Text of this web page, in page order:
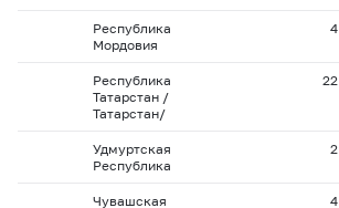
Республика
Мордовия
4
Республика
Татарстан /
Татарстан/
22
Удмуртская
Республика
2
Чувашская
4